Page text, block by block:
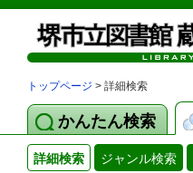
トップページ > 詳細検索
かんたん検索
詳細検索 ジャンル検索